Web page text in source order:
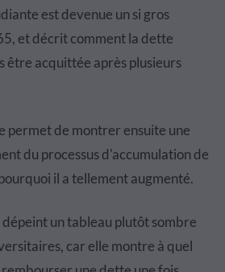
est devenue un si gros
et décrit comment la dette
être acquittée après plusieurs
permet de montrer ensuite une
du processus d'accumulation de
il a tellement augmenté.
dépeint un tableau plutôt sombre
car elle montre à quel